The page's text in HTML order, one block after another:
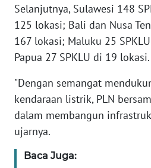
Selanjutnya, Sulawesi 148
125 lokasi; Bali dan Nusa
167 lokasi; Maluku 25
Papua 27 SPKLU di 19 lokasi.
"Dengan semangat
kendaraan listrik, PLN
dalam membangun
ujarnya.
Baca Juga:
WN
NTT
KEPRI
WN
WN
PAPUA